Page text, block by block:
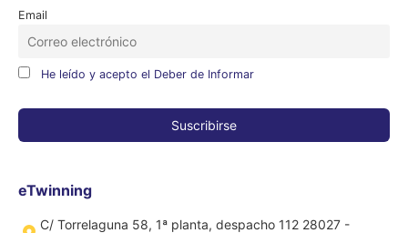
Email
He leído y acepto el Deber de Informar
eTwinning
C/ Torrelaguna 58, 1ª planta, despacho 112 28027 -